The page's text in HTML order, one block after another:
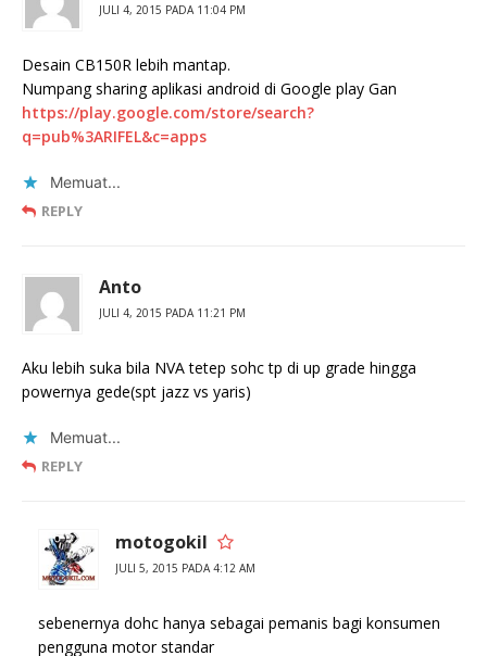
JULI 4, 2015 PADA 11:04 PM
Desain CB150R lebih mantap.
Numpang sharing aplikasi android di Google play Gan
https://play.google.com/store/search?
q=pub%3ARIFEL&c=apps
Memuat...
REPLY
Anto
JULI 4, 2015 PADA 11:21 PM
Aku lebih suka bila NVA tetep sohc tp di up grade hingga
powernya gede(spt jazz vs yaris)
Memuat...
REPLY
motogokil
JULI 5, 2015 PADA 4:12 AM
sebenernya dohc hanya sebagai pemanis bagi konsumen
pengguna motor standar